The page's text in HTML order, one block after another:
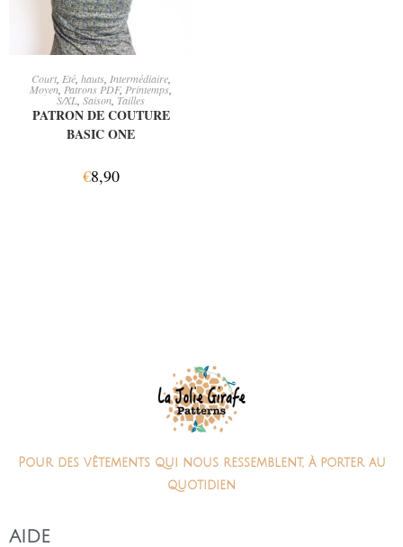
AJOUTER AU PANIER
Court, Eté, hauts, Intermédiaire,
Moyen, Patrons PDF, Printemps,
S/XL, Saison, Tailles
PATRON DE COUTURE
BASIC ONE
€8,90
Pour des vêtements qui nous ressemblent, à porter au
quotidien
AIDE